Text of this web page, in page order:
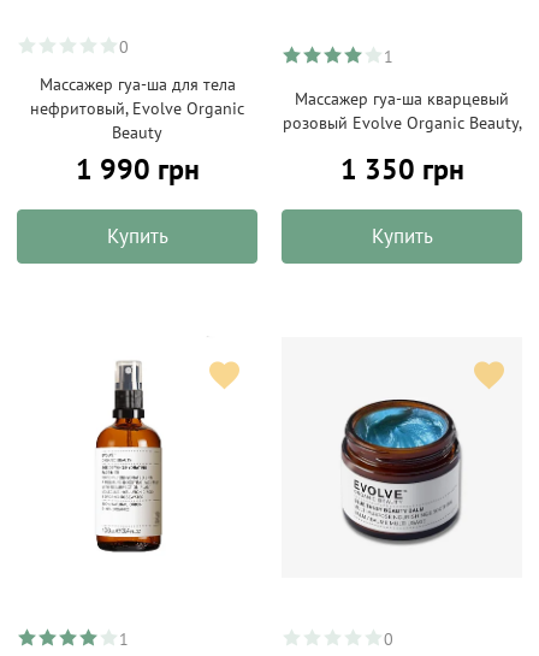
0
Массажер гуа-ша для тела
нефритовый, Evolve Organic
Beauty
1 990 грн
Купить
1
Массажер гуа-ша кварцевый
розовый Evolve Organic Beauty,
1 350 грн
Купить
1
0